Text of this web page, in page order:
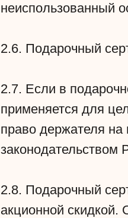
неиспользованный
2.6. Подарочный
2.7. Если в
применяется для
право держателя
законодательством
2.8. Подарочный
акционной скидкой.